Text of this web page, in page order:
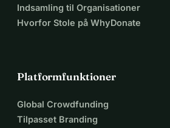
Indsamling til Organisationer
Hvorfor Stole på WhyDonate
Platformfunktioner
Global Crowdfunding
Tilpasset Branding